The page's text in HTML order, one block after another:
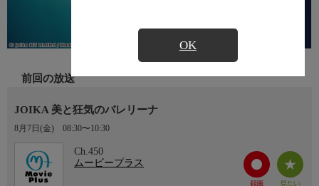
OK
前回の放送
JOIKA 美と狂気のバレリーナ
8月7日(金) 08:30〜10:30
Ch.450
ムービープラス